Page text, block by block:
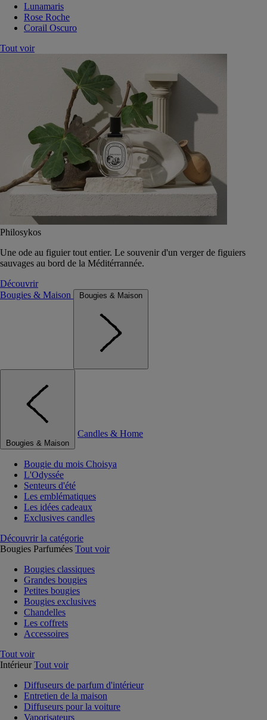
Lunamaris
Rose Roche
Corail Oscuro
Tout voir
Philosykos
Une ode au figuier tout entier. Le souvenir d'un verger de figuiers
sauvages au bord de la Méditérrannée.
Découvrir
Bougies & Maison
Bougies & Maison
Bougies & Maison
Candles & Home
Bougie du mois Choisya
L'Odyssée
Senteurs d'été
Les emblématiques
Les idées cadeaux
Exclusives candles
Découvrir la catégorie
Bougies Parfumées Tout voir
Bougies classiques
Grandes bougies
Petites bougies
Bougies exclusives
Chandelles
Les coffrets
Accessoires
Tout voir
Intérieur Tout voir
Diffuseurs de parfum d'intérieur
Entretien de la maison
Diffuseurs pour la voiture
Vaporisateurs